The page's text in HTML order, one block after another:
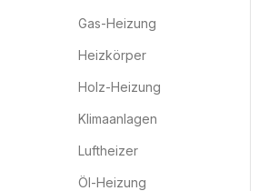
Gas-Heizung
Heizkörper
Holz-Heizung
Klimaanlagen
Luftheizer
Öl-Heizung